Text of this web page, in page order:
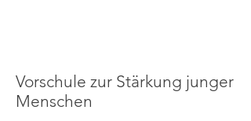
Vorschule zur Stärkung junger
Menschen